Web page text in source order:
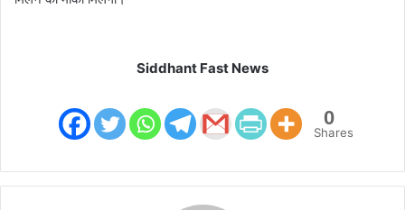
Siddhant Fast News
0
Shares